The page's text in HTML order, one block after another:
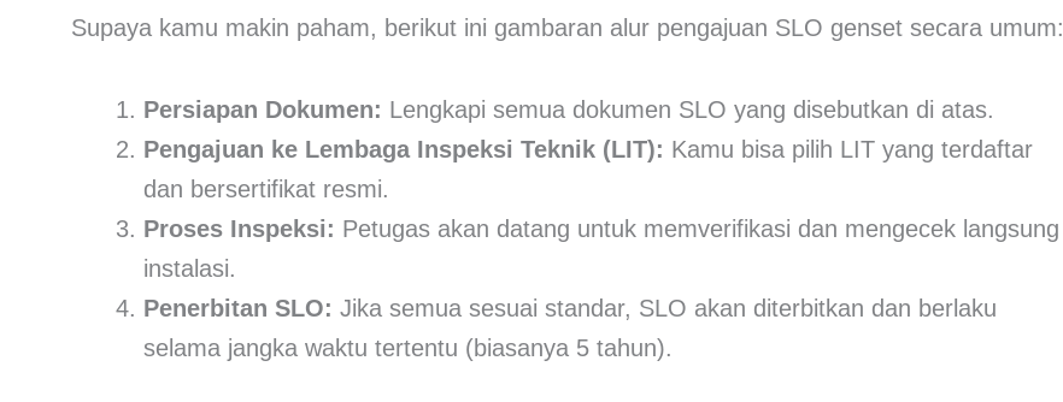
Supaya kamu makin paham, berikut ini gambaran alur pengajuan SLO genset secara umum:
Persiapan Dokumen: Lengkapi semua dokumen SLO yang disebutkan di atas.
Pengajuan ke Lembaga Inspeksi Teknik (LIT): Kamu bisa pilih LIT yang terdaftar
dan bersertifikat resmi.
Proses Inspeksi: Petugas akan datang untuk memverifikasi dan mengecek langsung
instalasi.
Penerbitan SLO: Jika semua sesuai standar, SLO akan diterbitkan dan berlaku
selama jangka waktu tertentu (biasanya 5 tahun).